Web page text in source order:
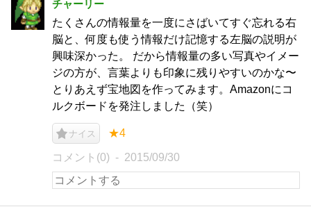
チャーリー
たくさんの情報量を一度にさばいてすぐ忘れる右
脳と、何度も使う情報だけ記憶する左脳の説明が
興味深かった。 だから情報量の多い写真やイメー
ジの方が、言葉よりも印象に残りやすいのかな〜
とりあえず宝地図を作ってみます。Amazonにコ
ルクボードを発注しました（笑）
ナイス ★4
コメント(0) 2015/09/30